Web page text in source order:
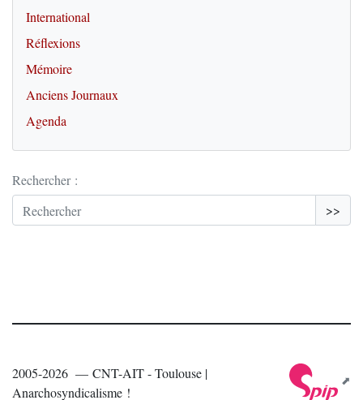
International
Réflexions
Mémoire
Anciens Journaux
Agenda
Rechercher :
>>
2005-2026 — CNT-AIT - Toulouse |
Anarchosyndicalisme !